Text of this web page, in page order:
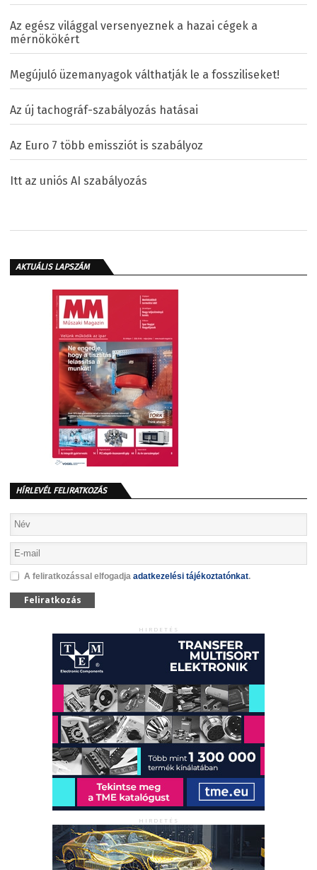
Az egész világgal versenyeznek a hazai cégek a
mérnökökért
Megújuló üzemanyagok válthatják le a fossziliseket!
Az új tachográf-szabályozás hatásai
Az Euro 7 több emissziót is szabályoz
Itt az uniós AI szabályozás
AKTUÁLIS LAPSZÁM
HÍRLEVÉL FELIRATKOZÁS
A feliratkozással elfogadja adatkezelési tájékoztatónkat.
Feliratkozás
HIRDETÉS
HIRDETÉS